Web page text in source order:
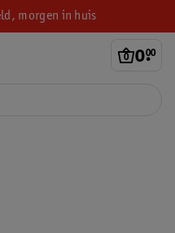
morgen in huis
0.
00